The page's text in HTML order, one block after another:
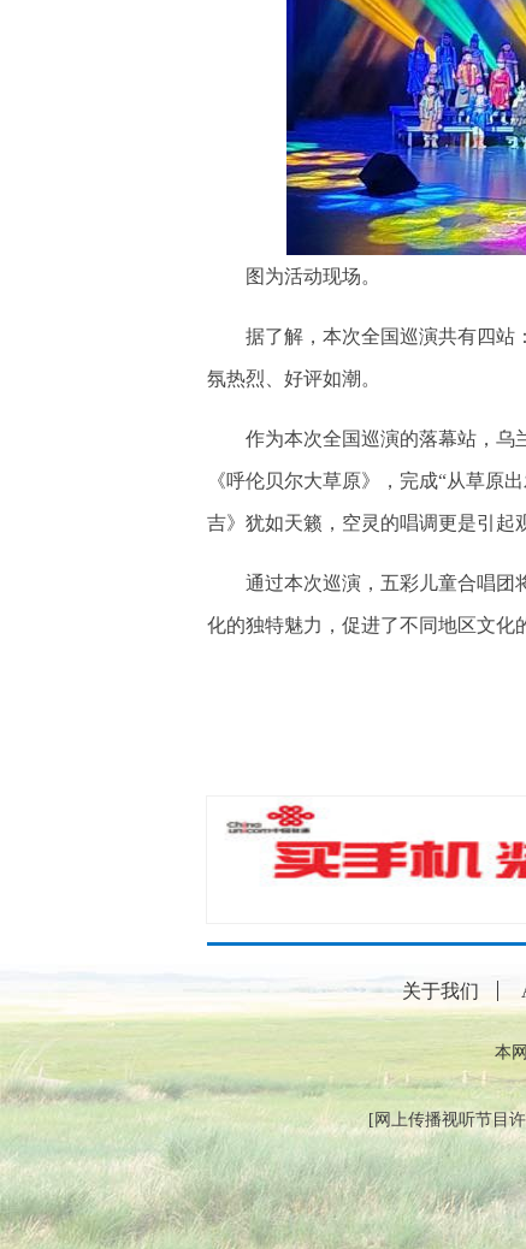
图为活动现场。
据了解，本次全国巡演共有四站
氛热烈、好评如潮。
作为本次全国巡演的落幕站，乌
《呼伦贝尔大草原》，完成“从草原
吉》犹如天籁，空灵的唱调更是引起
通过本次巡演，五彩儿童合唱团
化的独特魅力，促进了不同地区文化
关于我们
本
[ 网上传播视听节目